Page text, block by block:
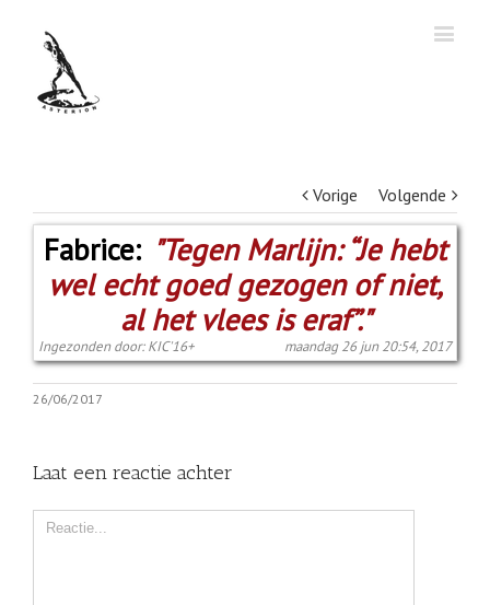
Vorige Volgende
Fabrice: "Tegen Marlijn: “Je hebt
wel echt goed gezogen of niet,
al het vlees is eraf”."
Ingezonden door: KIC'16+ maandag 26 jun 20:54, 2017
26/06/2017
Laat een reactie achter
Comment